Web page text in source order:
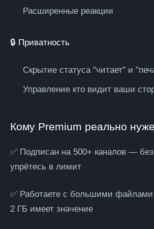
Расширенные реакции
🔒 Приватность
Скрытие статуса "читает" и
Управление кто видит ваши
Кому Premium реально
✅ Подписан на 500+ каналов — без
упрётесь в лимит
✅ Работаете с большими файлами
2 ГБ имеет значение